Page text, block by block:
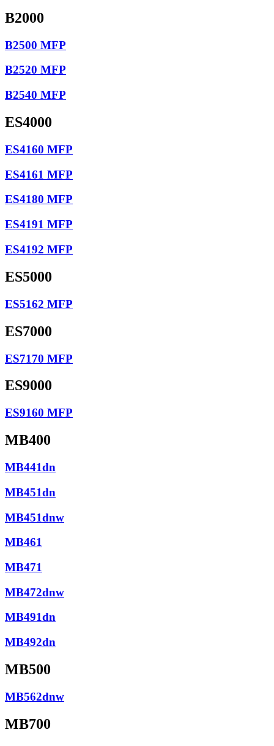
B2000
B2500 MFP
B2520 MFP
B2540 MFP
ES4000
ES4160 MFP
ES4161 MFP
ES4180 MFP
ES4191 MFP
ES4192 MFP
ES5000
ES5162 MFP
ES7000
ES7170 MFP
ES9000
ES9160 MFP
MB400
MB441dn
MB451dn
MB451dnw
MB461
MB471
MB472dnw
MB491dn
MB492dn
MB500
MB562dnw
MB700